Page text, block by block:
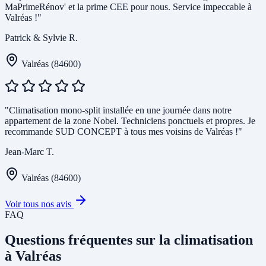
MaPrimeRénov' et la prime CEE pour nous. Service impeccable à
Valréas !"
Patrick & Sylvie R.
Valréas (84600)
"Climatisation mono-split installée en une journée dans notre
appartement de la zone Nobel. Techniciens ponctuels et propres. Je
recommande SUD CONCEPT à tous mes voisins de Valréas !"
Jean-Marc T.
Valréas (84600)
Voir tous nos avis
FAQ
Questions fréquentes sur la climatisation
à Valréas